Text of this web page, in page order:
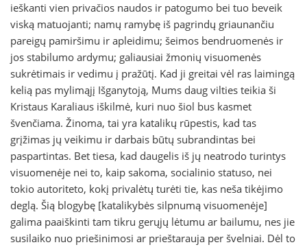
ieškanti vien privačios naudos ir patogumo bei tuo beveik
viską matuojanti; namų ramybę iš pagrindų griaunančiu
pareigų pamiršimu ir apleidimu; šeimos bendruomenės ir
jos stabilumo ardymu; galiausiai žmonių visuomenės
sukrėtimais ir vedimu į pražūtį. Kad ji greitai vėl ras laimingą
kelią pas mylimąjį Išganytoją, Mums daug vilties teikia ši
Kristaus Karaliaus iškilmė, kuri nuo šiol bus kasmet
švenčiama. Žinoma, tai yra katalikų rūpestis, kad tas
grįžimas jų veikimu ir darbais būtų subrandintas bei
paspartintas. Bet tiesa, kad daugelis iš jų neatrodo turintys
visuomenėje nei to, kaip sakoma, socialinio statuso, nei
tokio autoriteto, kokį privalėtų turėti tie, kas neša tikėjimo
deglą. Šią blogybę [katalikybės silpnumą visuomenėje]
galima paaiškinti tam tikru gerųjų lėtumu ar bailumu, nes jie
susilaiko nuo priešinimosi ar prieštarauja per švelniai. Dėl to